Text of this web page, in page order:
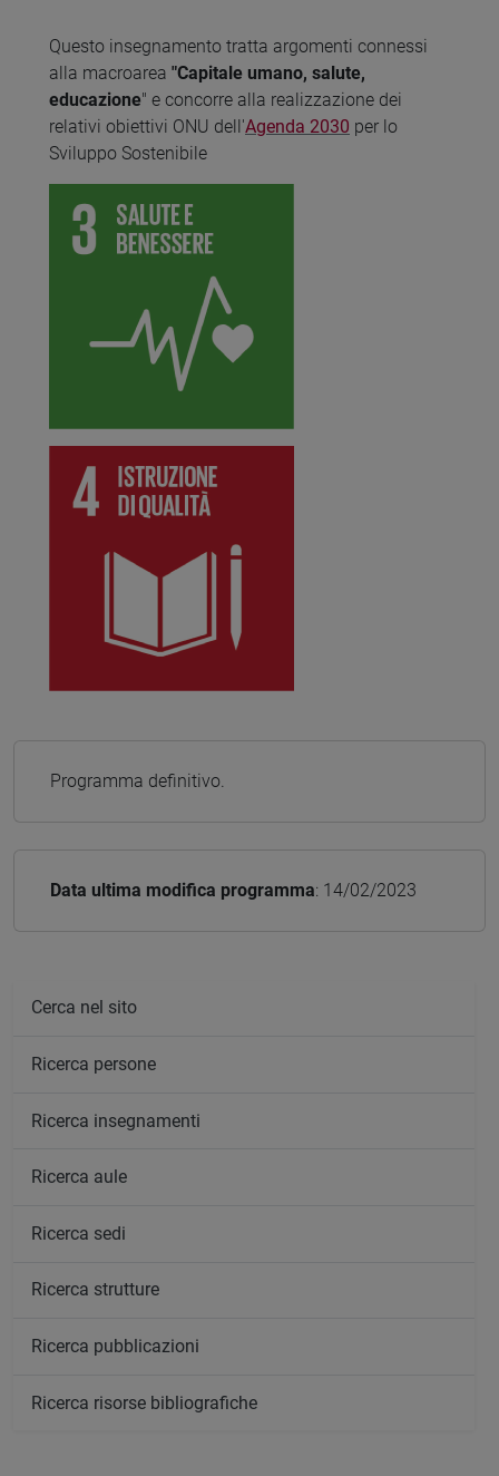
Questo insegnamento tratta argomenti connessi
alla macroarea "Capitale umano, salute,
educazione" e concorre alla realizzazione dei
relativi obiettivi ONU dell'Agenda 2030 per lo
Sviluppo Sostenibile
Programma definitivo.
Data ultima modifica programma: 14/02/2023
Cerca nel sito
Ricerca persone
Ricerca insegnamenti
Ricerca aule
Ricerca sedi
Ricerca strutture
Ricerca pubblicazioni
Ricerca risorse bibliografiche